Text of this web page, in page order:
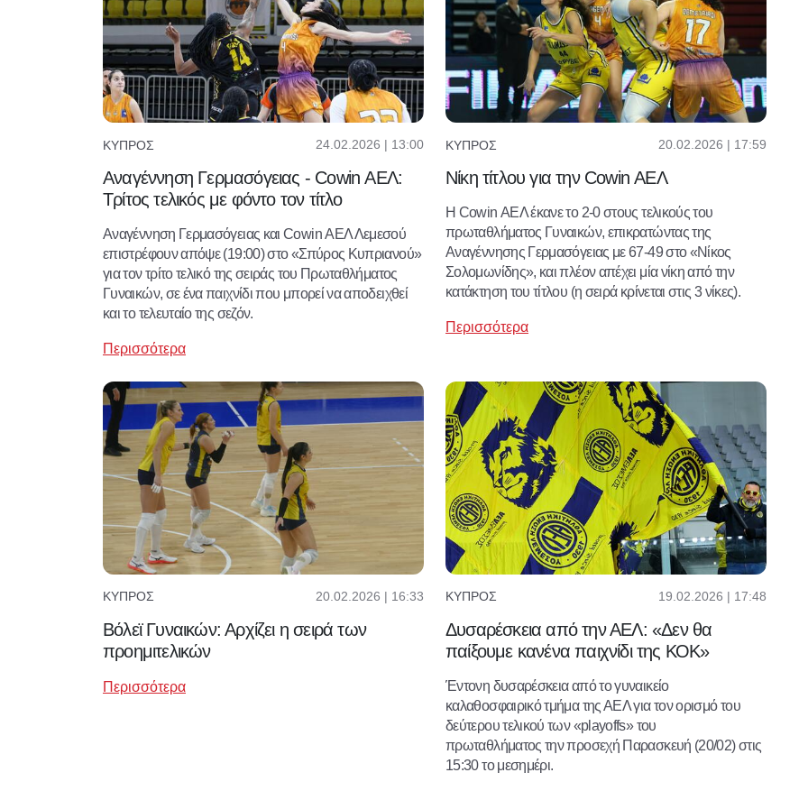
ΚΎΠΡΟΣ 24.02.2026 | 13:00
Αναγέννηση Γερμασόγειας - Cowin ΑΕΛ:
Τρίτος τελικός με φόντο τον τίτλο
Αναγέννηση Γερμασόγειας και Cowin ΑΕΛ Λεμεσού
επιστρέφουν απόψε (19:00) στο «Σπύρος Κυπριανού»
για τον τρίτο τελικό της σειράς του Πρωταθλήματος
Γυναικών, σε ένα παιχνίδι που μπορεί να αποδειχθεί
και το τελευταίο της σεζόν.
Περισσότερα
ΚΎΠΡΟΣ 20.02.2026 | 17:59
Νίκη τίτλου για την Cowin ΑΕΛ
Η Cowin ΑΕΛ έκανε το 2-0 στους τελικούς του
πρωταθλήματος Γυναικών, επικρατώντας της
Αναγέννησης Γερμασόγειας με 67-49 στο «Νίκος
Σολομωνίδης», και πλέον απέχει μία νίκη από την
κατάκτηση του τίτλου (η σειρά κρίνεται στις 3 νίκες).
Περισσότερα
ΚΎΠΡΟΣ 20.02.2026 | 16:33
Βόλεϊ Γυναικών: Αρχίζει η σειρά των
προημιτελικών
Περισσότερα
ΚΎΠΡΟΣ 19.02.2026 | 17:48
Δυσαρέσκεια από την ΑΕΛ: «Δεν θα
παίξουμε κανένα παιχνίδι της ΚΟΚ»
Έντονη δυσαρέσκεια από το γυναικείο
καλαθοσφαιρικό τμήμα της ΑΕΛ για τον ορισμό του
δεύτερου τελικού των «playoffs» του
πρωταθλήματος την προσεχή Παρασκευή (20/02) στις
15:30 το μεσημέρι.